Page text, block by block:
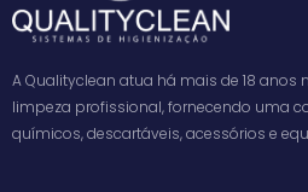
A Qualityclean atua há mais de 18 anos
limpeza profissional, fornecendo uma
químicos, descartáveis, acessórios e